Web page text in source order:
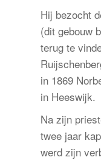
Hij bezocht
(dit gebouw
terug te
in 1869
in Heeswijk.
Na zijn
twee jaar
werd zijn